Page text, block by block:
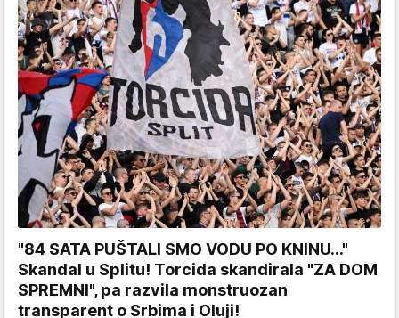
"84 SATA PUŠTALI SMO VODU PO KNINU..."
Skandal u Splitu! Torcida skandirala "ZA DOM
SPREMNI", pa razvila monstruozan
transparent o Srbima i Oluji!